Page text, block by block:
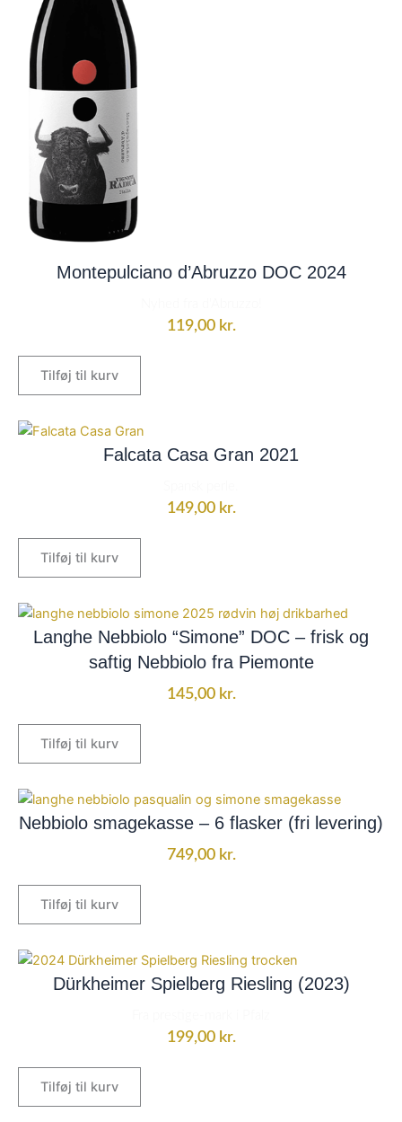
Montepulciano d’Abruzzo DOC 2024
119,00 kr.
Tilføj til kurv
Falcata Casa Gran 2021
149,00 kr.
Tilføj til kurv
Langhe Nebbiolo “Simone” DOC – frisk og
saftig Nebbiolo fra Piemonte
145,00 kr.
Tilføj til kurv
Nebbiolo smagekasse – 6 flasker (fri levering)
749,00 kr.
Tilføj til kurv
Dürkheimer Spielberg Riesling (2023)
199,00 kr.
Tilføj til kurv